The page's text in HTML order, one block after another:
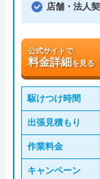
店舗・法人
公式サイトで
料金詳細を見る
駆けつけ時間
出張見積もり
作業料金
キャンペーン